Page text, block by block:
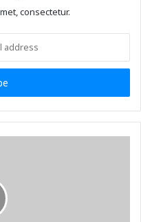
consectetur.